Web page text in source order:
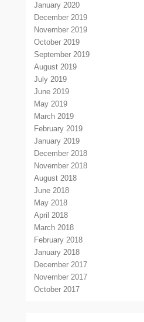
January 2020
December 2019
November 2019
October 2019
September 2019
August 2019
July 2019
June 2019
May 2019
March 2019
February 2019
January 2019
December 2018
November 2018
August 2018
June 2018
May 2018
April 2018
March 2018
February 2018
January 2018
December 2017
November 2017
October 2017